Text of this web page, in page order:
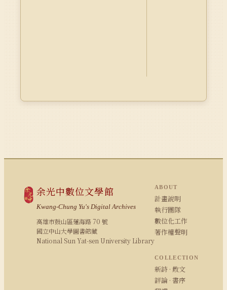
余光中數位文學館
Kwang-Chung Yu's Digital Archives
高雄市鼓山區蓮海路 70 號
國立中山大學圖書館藏
National Sun Yat-sen University Library
ABOUT
計畫說明
執行團隊
數位化工作
著作權聲明
COLLECTION
新詩 · 散文
評論 · 書序